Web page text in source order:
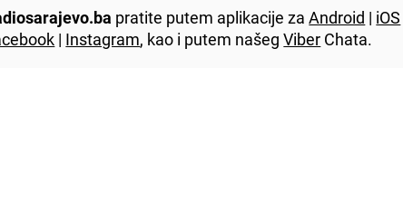
pratite putem aplikacije zaAndroid | iOS
| Instagram, kao i putem našegViber Chata.